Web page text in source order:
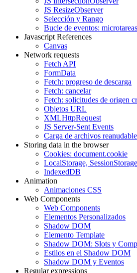
JS ResizeObserver
Selección y Rango
Bucle de eventos:
Javascript References
Canvas
Network requests
Fetch API
FormData
Fetch: progreso de descarga
Fetch: cancelar
Fetch: solicitudes de origen
Objetos URL
XMLHttpRequest
JS Server-Sent Events
Carga de archivos reanudable
Storing data in the browser
Cookies: document.cookie
LocalStorage, SessionStorage
IndexedDB
Animation
Animaciones CSS
Web Components
Web Components
Elementos Personalizados
Shadow DOM
Elemento Template
Shadow DOM: Slots y
Estilos en el Shadow DOM
Shadow DOM y Eventos
Regular expressions